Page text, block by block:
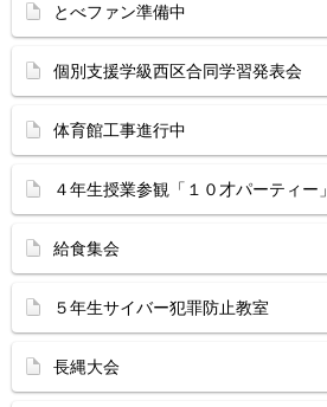
とべファン準備中
個別支援学級西区合同学習発表会
体育館工事進行中
４年生授業参観「１０才パーティー」
給食集会
５年生サイバー犯罪防止教室
長縄大会